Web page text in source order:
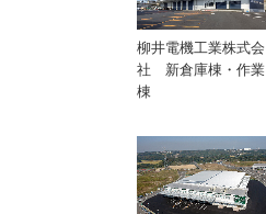
柳井電機工業株式会
社 新倉庫棟・作業
棟